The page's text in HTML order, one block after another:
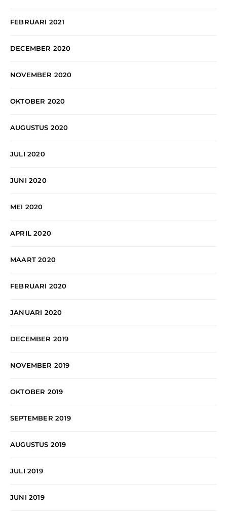
FEBRUARI 2021
DECEMBER 2020
NOVEMBER 2020
OKTOBER 2020
AUGUSTUS 2020
JULI 2020
JUNI 2020
MEI 2020
APRIL 2020
MAART 2020
FEBRUARI 2020
JANUARI 2020
DECEMBER 2019
NOVEMBER 2019
OKTOBER 2019
SEPTEMBER 2019
AUGUSTUS 2019
JULI 2019
JUNI 2019